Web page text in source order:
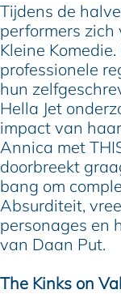
Tijdens de
performers zich
Kleine
professionele
hun
Hella Jet
impact van
Annica met
doorbreekt
bang om
Absurditeit,
personages en
van Daan Put.
The Kinks on